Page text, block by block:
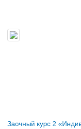
Заочный курс 2